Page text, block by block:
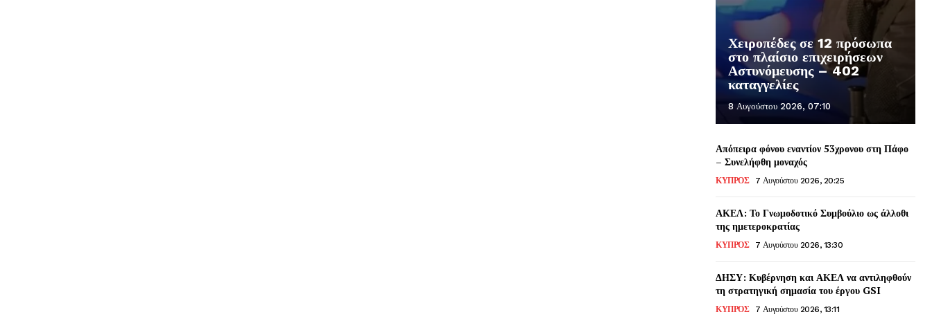
Χειροπέδες σε 12 πρόσωπα
στο πλαίσιο επιχειρήσεων
Αστυνόμευσης – 402
καταγγελίες
8 Αυγούστου 2026, 07:10
Απόπειρα φόνου εναντίον 53χρονου στη Πάφο
– Συνελήφθη μοναχός
ΚΥΠΡΟΣ 7 Αυγούστου 2026, 20:25
ΑΚΕΛ: Το Γνωμοδοτικό Συμβούλιο ως άλλοθι
της ημετεροκρατίας
ΚΥΠΡΟΣ 7 Αυγούστου 2026, 13:30
ΔΗΣΥ: Κυβέρνηση και ΑΚΕΛ να αντιληφθούν
τη στρατηγική σημασία του έργου GSI
ΚΥΠΡΟΣ 7 Αυγούστου 2026, 13:11